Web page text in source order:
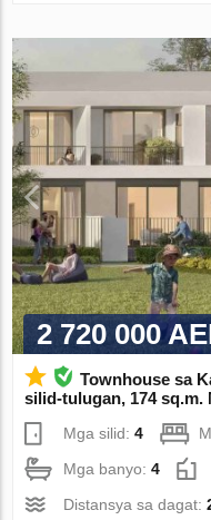
2 720 000
Townhouse sa
silid-tulugan, 174 sq.m.
Mga silid:4
Mga banyo:4
Distansya sa dagat: